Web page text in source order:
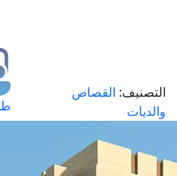
التصنيف: القصاص
والديات